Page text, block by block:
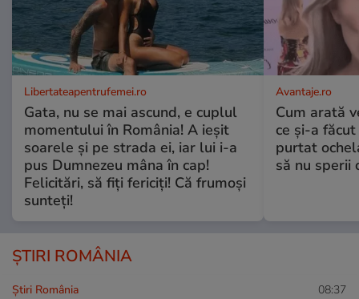
Libertateapentrufemei.ro
Gata, nu se mai ascund, e cuplul
momentului în România! A ieșit
soarele și pe strada ei, iar lui i-a
pus Dumnezeu mâna în cap!
Felicitări, să fiți fericiți! Că frumoși
sunteți!
Avantaje.ro
Cum arată
ce și-a
purtat
să nu sperii
ȘTIRI ROMÂNIA
Știri România 08:37